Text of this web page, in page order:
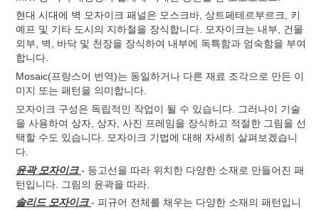
현대 시대에 벽 모자이크 패널은 모스크바, 상트페테르부르크, 키
예프 및 기타 도시의 지하철을 장식합니다. 모자이크는 내부, 건물
외부, 벽, 바닥 및 천장을 장식하여 내부에 독특함과 엄숙함을 부여
합니다.
Mosaic(프랑스어 번역)는 동일하거나 다른 재료 조각으로 만든 이
미지 또는 패턴을 의미합니다.
모자이크 구성은 독립적인 작업이 될 수 있습니다. 그러나이 기술
을 사용하여 상자, 상자, 사진 프레임을 장식하고 적절한 그림을 선
택할 수도 있습니다. 모자이크 기법에 대해 자세히 살펴보겠습니
다.
윤곽 모자이크 - 등고선을 따라 위치한 다양한 소재로 만들어진 패
턴입니다. 그림의 윤곽을 따라.
솔리드 모자이크 - 피규어 전체를 채우는 다양한 소재의 패턴입니